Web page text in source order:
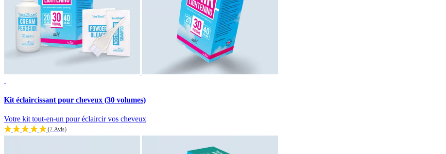
Kit éclaircissant pour cheveux (30 volumes)
Votre kit tout-en-un pour éclaircir vos cheveux
(7 Avis)